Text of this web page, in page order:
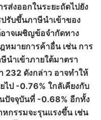
ส่งออกในระยะถัดไปยัง
รับขึ้นภาษีนำเข้าของ
าจเผชิญข้อจำกัดทาง
หมายการค้าอื่น เช่น การ
นำเข้าภายใต้มาตรา
232 ดังกล่าว อาจทำให้
ไป -0.76% ใกลัเคียงกับ
ปัจจุบันที่ -0.68% อีกทั้ง
กรรมจะรุนแรงขึ้น เช่น